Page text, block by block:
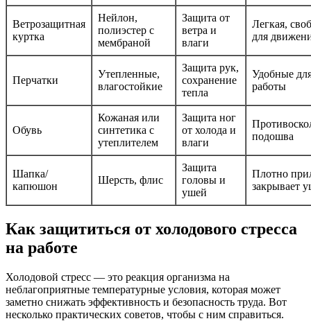
Ветрозащитная
куртка
Нейлон,
полиэстер с
мембраной
Защита от
ветра и
влаги
Легкая,
для
Перчатки
Утепленные,
влагостойкие
Защита рук,
сохранение
тепла
Удобные
работы
Обувь
Кожаная или
синтетика с
утеплителем
Защита ног
от холода и
влаги
подошва
Шапка/
капюшон
Шерсть, флис
Защита
головы и
ушей
Плотно
закрывает
Как защититься от холодового стресса
на работе
Холодовой стресс — это реакция организма на
неблагоприятные температурные условия, которая может
заметно снижать эффективность и безопасность труда. Вот
несколько практических советов, чтобы с ним справиться.